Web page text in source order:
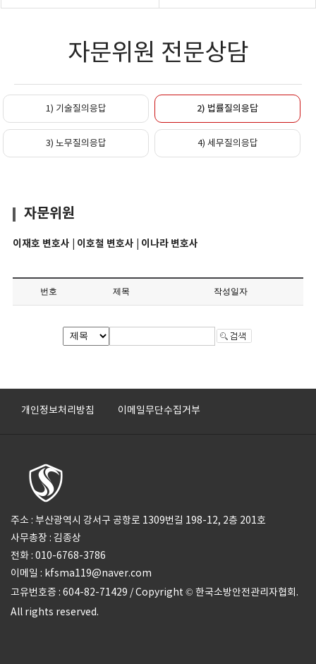
자문위원 전문상담
1) 기술질의응답 2) 법률질의응답
3) 노무질의응답 4) 세무질의응답
자문위원
이재호 변호사 | 이호철 변호사 | 이나라 변호사
번호 제목 작성일자
개인정보처리방침 이메일무단수집거부
주소 : 부산광역시 강서구 공항로 1309번길 198-12, 2층 201호
사무총장 : 김종상
전화 : 010-6768-3786
이메일 : kfsma119@naver.com
고유번호증 : 604-82-71429 / Copyright © 한국소방안전관리자협회.
All rights reserved.